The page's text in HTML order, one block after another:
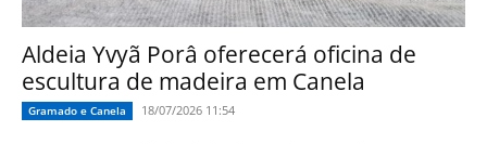
Aldeia Yvyã Porâ oferecerá oficina de
escultura de madeira em Canela
Gramado e Canela 18/07/2026 11:54